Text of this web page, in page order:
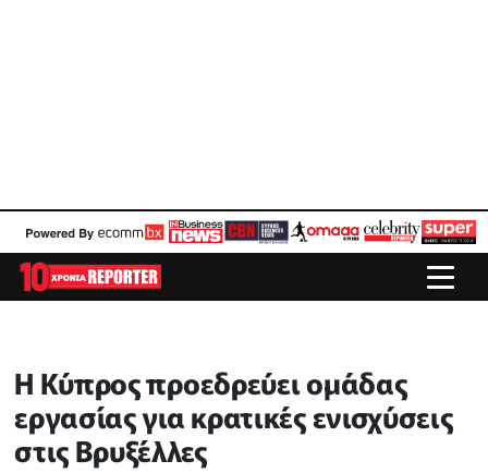
Η Κύπρος προεδρεύει ομάδας
εργασίας για κρατικές ενισχύσεις
στις Βρυξέλλες